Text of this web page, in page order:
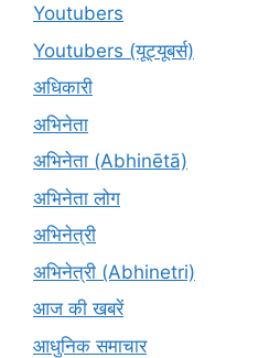
Youtubers
Youtubers (यूट्यूबर्स)
अधिकारी
अभिनेता
अभिनेता (Abhinētā)
अभिनेता लोग
अभिनेत्री
अभिनेत्री (Abhinetri)
आज की खबरें
आधुनिक समाचार